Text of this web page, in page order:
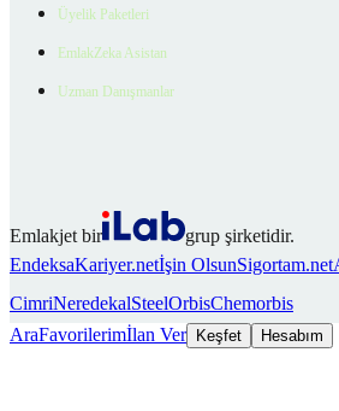
Üyelik Paketleri
EmlakZeka Asistan
Uzman Danışmanlar
Emlakjet bir
grup şirketidir.
EndeksaKariyer.netİşin OlsunSigortam.net
CimriNeredekalSteelOrbisChemorbis
AraFavorilerimİlan Ver Keşfet Hesabım